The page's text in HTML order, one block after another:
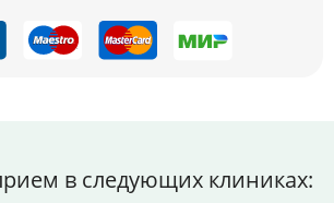
в следующих клиниках: